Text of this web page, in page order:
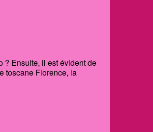
? Ensuite, il est évident de
toscane Florence, la